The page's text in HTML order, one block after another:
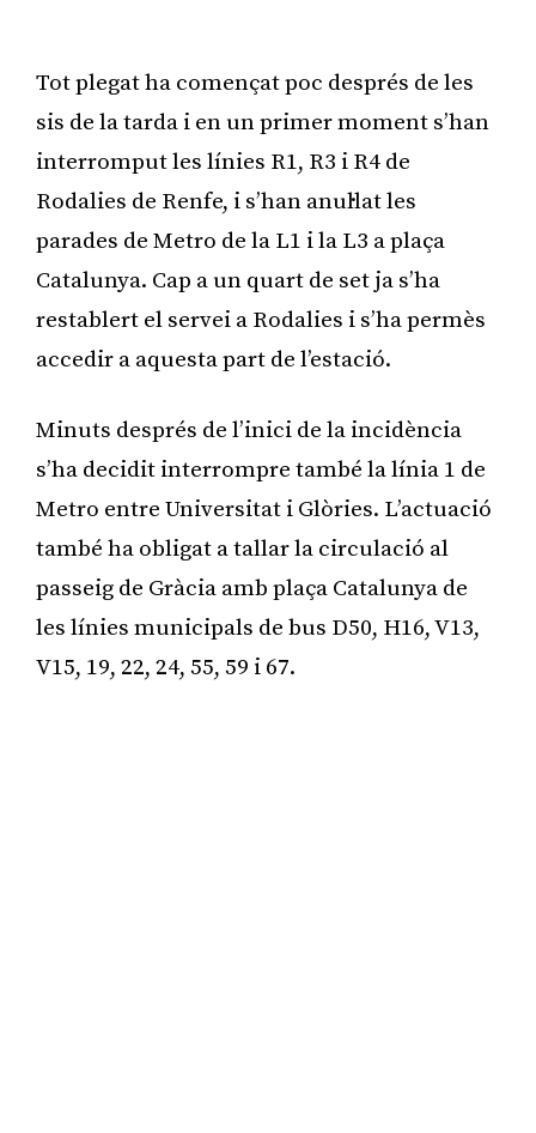
Tot plegat ha començat poc després de les
sis de la tarda i en un primer moment s’han
interromput les línies R1, R3 i R4 de
Rodalies de Renfe, i s’han anul·lat les
parades de Metro de la L1 i la L3 a plaça
Catalunya. Cap a un quart de set ja s’ha
restablert el servei a Rodalies i s’ha permès
accedir a aquesta part de l’estació.
Minuts després de l’inici de la incidència
s’ha decidit interrompre també la línia 1 de
Metro entre Universitat i Glòries. L’actuació
també ha obligat a tallar la circulació al
passeig de Gràcia amb plaça Catalunya de
les línies municipals de bus D50, H16, V13,
V15, 19, 22, 24, 55, 59 i 67.